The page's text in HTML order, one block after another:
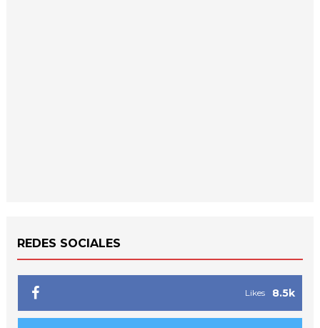
REDES SOCIALES
8.5k
Likes